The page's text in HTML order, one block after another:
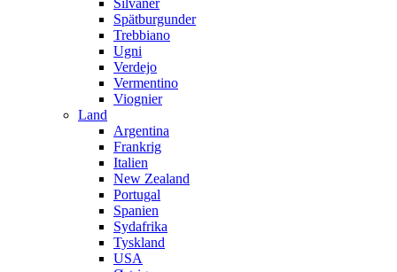
Spätburgunder
Trebbiano
Ugni
Verdejo
Vermentino
Viognier
Land
Argentina
Frankrig
Italien
New Zealand
Portugal
Spanien
Sydafrika
Tyskland
USA